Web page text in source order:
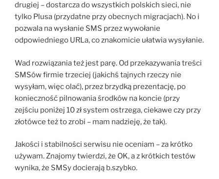
drugiej – dostarcza do wszystkich polskich sieci, nie
tylko Plusa (przydatne przy obecnych migracjach). No i
pozwala na wysłanie SMS przez wywołanie
odpowiedniego URLa, co znakomicie ułatwia wysyłanie.
Wad rozwiązania też jest parę. Od przekazywania treści
SMSów firmie trzeciej (jakichś tajnych rzeczy nie
wysyłam, więc olać), przez brzydką prezentację, po
konieczność pilnowania środków na koncie (przy
zejściu poniżej 10 zł system ostrzega, ciekawe czy przy
złotówce też to zrobi – mam nadzieję, że tak).
Jakości i stabilności serwisu nie oceniam – za krótko
używam. Znajomy twierdzi, że OK, a z krótkich testów
wynika, że SMSy docierają b.szybko.